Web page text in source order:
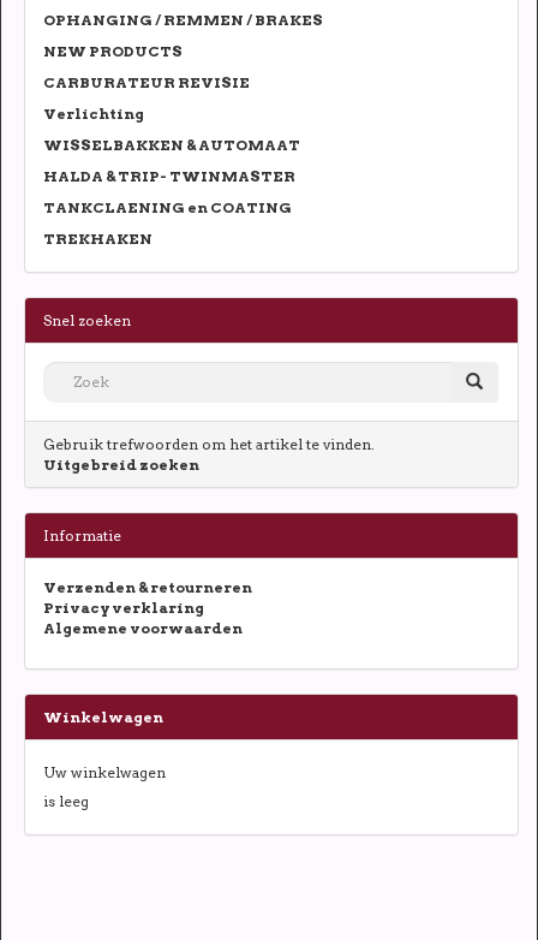
OPHANGING / REMMEN / BRAKES
NEW PRODUCTS
CARBURATEUR REVISIE
Verlichting
WISSELBAKKEN & AUTOMAAT
HALDA & TRIP- TWINMASTER
TANKCLAENING en COATING
TREKHAKEN
Snel zoeken
Gebruik trefwoorden om het artikel te vinden.
Uitgebreid zoeken
Informatie
Verzenden & retourneren
Privacy verklaring
Algemene voorwaarden
Winkelwagen
Uw winkelwagen
is leeg